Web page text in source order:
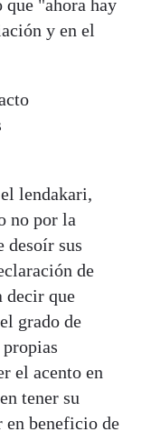
"ahora hay
y en el
lendakari,
no por la
desoír sus
de
decir que
grado de
el acento en
tener su
en beneficio de